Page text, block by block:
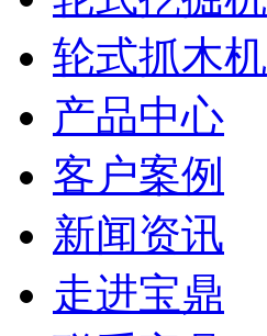
轮式抓木机
产品中心
客户案例
新闻资讯
走进宝鼎